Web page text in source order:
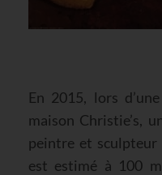
En 2015, lors
maison Christie’s,
peintre et
est estimé à 100